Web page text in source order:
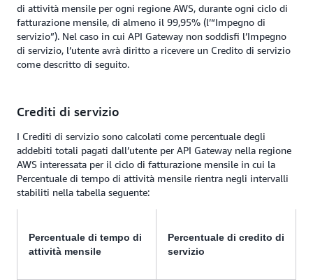
di attività mensile per ogni regione AWS, durante ogni ciclo di
fatturazione mensile, di almeno il 99,95% (l’“Impegno di
servizio”). Nel caso in cui API Gateway non soddisfi l’Impegno
di servizio, l’utente avrà diritto a ricevere un Credito di servizio
come descritto di seguito.
Crediti di servizio
I Crediti di servizio sono calcolati come percentuale degli
addebiti totali pagati dall’utente per API Gateway nella regione
AWS interessata per il ciclo di fatturazione mensile in cui la
Percentuale di tempo di attività mensile rientra negli intervalli
stabiliti nella tabella seguente:
Percentuale di tempo di
attività mensile
Percentuale di credito di
servizio